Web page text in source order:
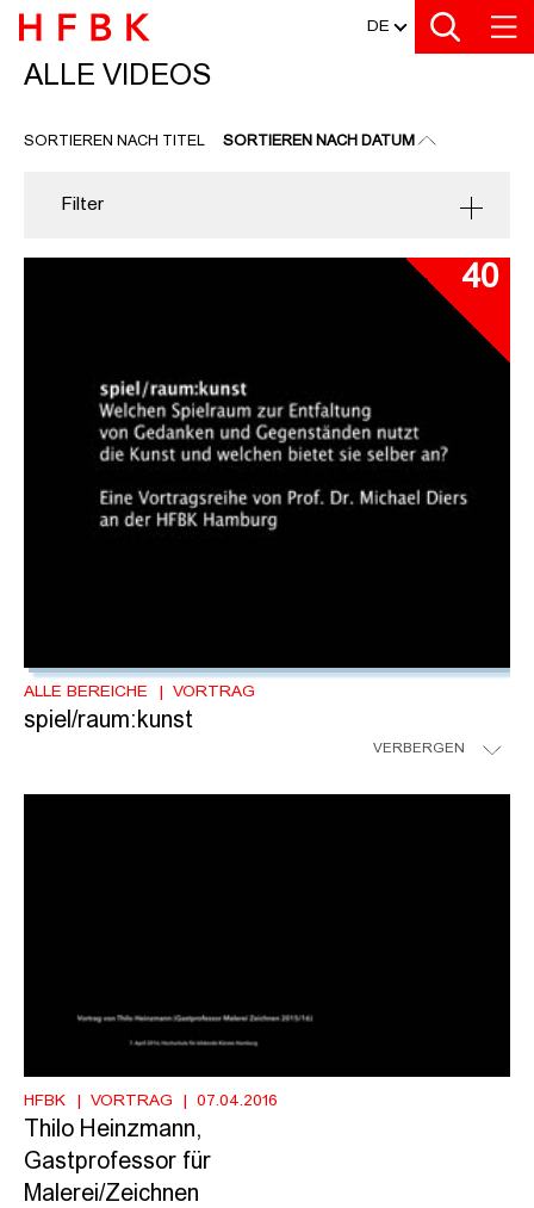
Zu den Filtern
Zur Metanavigation
Zur Hauptnavigation
Zur Suche
Zum Inhalt
Zum Seitenfuss DE
ALLE VIDEOS
ALLE VIDEOS
SORTIEREN NACH TITEL SORTIEREN NACH DATUM
Filter
40
ALLE BEREICHE VORTRAG
spiel/raum:kunst
VERBERGEN
HFBK VORTRAG 07.04.2016
Thilo Heinzmann,
Gastprofessor für
Malerei/Zeichnen